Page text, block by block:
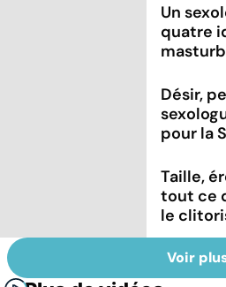
Un
quatre
Désir,
pour la
Taille,
tout ce
le
Voir